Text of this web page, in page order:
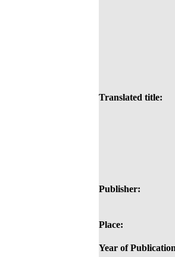
Translated title:
Publisher:
Place:
Year of